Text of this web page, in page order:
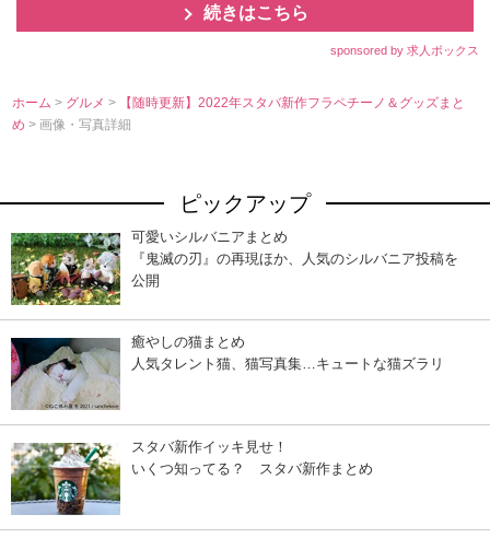
続きはこちら
sponsored by 求人ボックス
ホーム > グルメ>
【随時更新】2022年スタバ新作フラペチーノ＆グッズまと
め> 画像・写真詳細
ピックアップ
可愛いシルバニアまとめ
『鬼滅の刃』の再現ほか、人気のシルバニア投稿を
公開
癒やしの猫まとめ
人気タレント猫、猫写真集…キュートな猫ズラリ
スタバ新作イッキ見せ！
いくつ知ってる？ スタバ新作まとめ